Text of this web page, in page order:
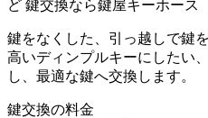
ど 鍵交換なら鍵屋キーホース
鍵をなくした、引っ越しで鍵
高いディンプルキーにしたい
し、最適な鍵へ交換します。
鍵交換の料金